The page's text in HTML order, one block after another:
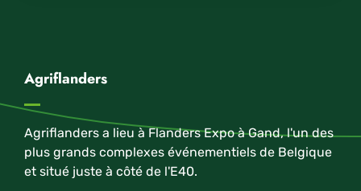
Agriflanders
Agriflanders a lieu à Flanders Expo à Gand, l'un des
plus grands complexes événementiels de Belgique
et situé juste à côté de l'E40.